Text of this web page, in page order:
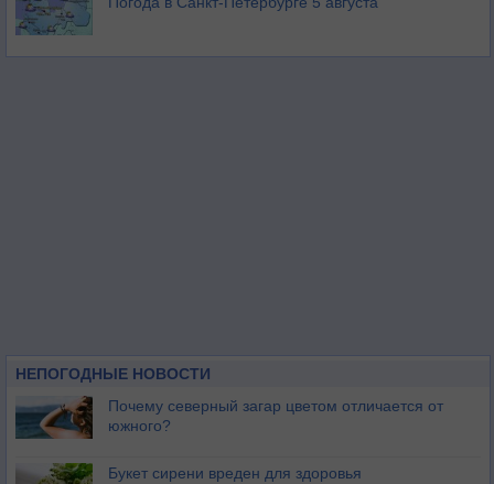
НЕПОГОДНЫЕ НОВОСТИ
Почему северный загар цветом отличается от
южного?
Букет сирени вреден для здоровья